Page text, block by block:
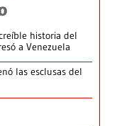
historia del
a Venezuela
las esclusas del